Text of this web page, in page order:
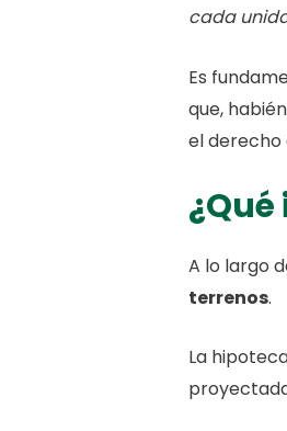
cada
Es
que,
el derecho
A lo largo
terrenos.
La